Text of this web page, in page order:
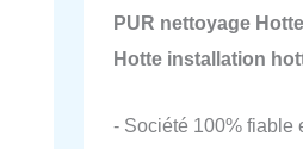
PUR nettoyage
Hotte installation
- Société 100% fiable